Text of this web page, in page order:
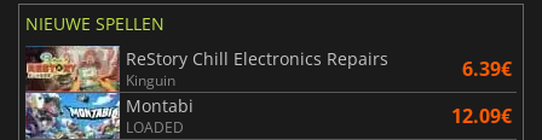
NIEUWE SPELLEN
ReStory Chill Electronics Repairs
Kinguin 6.39€
Montabi
LOADED 12.09€